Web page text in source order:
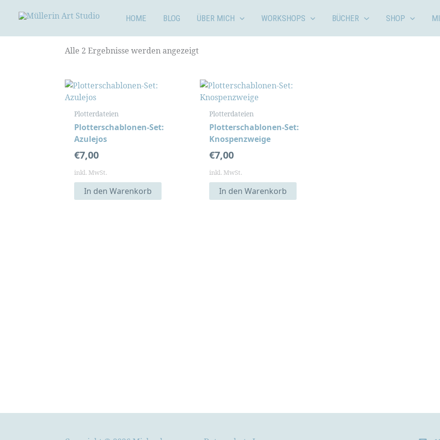
Inhalt
HOME BLOG ÜBER MICH WORKSHOPS BÜCHER SHOP
Alle 2 Ergebnisse werden angezeigt
Plotterdateien
Plotterschablonen-Set:
Azulejos
€7,00
inkl. MwSt.
In den Warenkorb
Plotterdateien
Plotterschablonen-Set:
Knospenzweige
€7,00
inkl. MwSt.
In den Warenkorb